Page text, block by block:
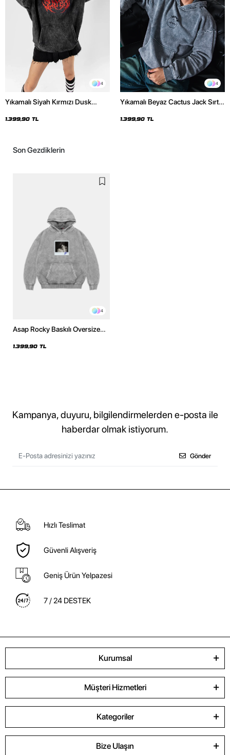
4
Yıkamalı Siyah Kırmızı Dusk
1.399,90 TL
4
Yıkamalı Beyaz Cactus Jack Sırt
1.399,90 TL
Son Gezdiklerin
4
Asap Rocky Baskılı Oversize
Beyaz Hoodie
1.399,90 TL
Kampanya, duyuru, bilgilendirmelerden e-posta ile
haberdar olmak istiyorum.
Gönder
Hızlı Teslimat
Güvenli Alışveriş
Geniş Ürün Yelpazesi
7 / 24 DESTEK
Kurumsal
Müşteri Hizmetleri
Kategoriler
Bize Ulaşın